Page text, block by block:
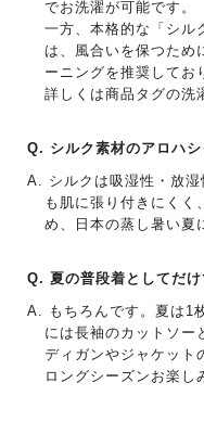
でお洗濯が可能です。
一方、本格的な「シル
は、風合いを保つため
ーニングを推奨してお
詳しくは商品タグの洗
シルク素材のアロハ
シルクは吸湿性・放
も肌に張り付きにくく
め、日本の蒸し暑い夏
夏の普段着としてだ
もちろんです。夏は1
には長袖のカットソー
ディガンやジャケット
ロングシーズンお楽し